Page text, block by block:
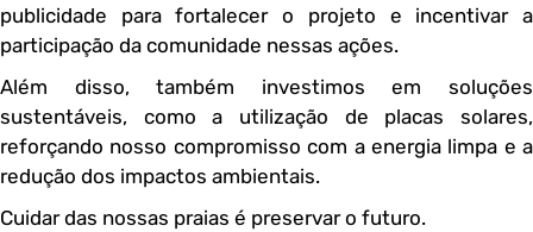
publicidade para fortalecer o projeto e incentivar a
participação da comunidade nessas ações.
Além disso, também investimos em soluções
sustentáveis, como a utilização de placas solares,
reforçando nosso compromisso com a energia limpa e a
redução dos impactos ambientais.
Cuidar das nossas praias é preservar o futuro.